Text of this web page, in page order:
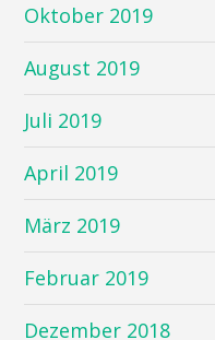
Oktober 2019
August 2019
Juli 2019
April 2019
März 2019
Februar 2019
Dezember 2018